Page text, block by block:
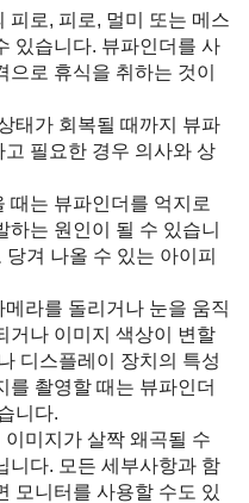
피로, 피로, 멀미 또는 메스
있습니다. 뷰파인더를 사
로 휴식을 취하는 것이
태가 회복될 때까지 뷰파
필요한 경우 의사와 상
때는 뷰파인더를 억지로
는 원인이 될 수 있습니
겨 나올 수 있는 아이피
라를 돌리거나 눈을 움직
거나 이미지 색상이 변할
디스플레이 장치의 특성
를 촬영할 때는 뷰파인더
니다.
미지가 살짝 왜곡될 수
니다. 모든 세부사항과 함
모니터를 사용할 수도 있